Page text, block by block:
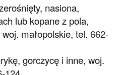
nasiona,
lub kopane z pola,
małopolskie, tel. 662-
gorczycę i inne, woj.